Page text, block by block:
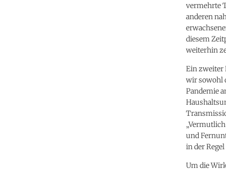
vermehrte
anderen
diesem
weiterhin
Ein zweiter
wir sowohl
Pandemie
und
in der
Um die